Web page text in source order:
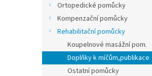
a
Ortopedické pomůcky
Kompenzační pomůcky
Rehabilitační pomůcky
Koupelnové masážní pom.
Doplňky k míčům,publikace
Ostatní pomůcky